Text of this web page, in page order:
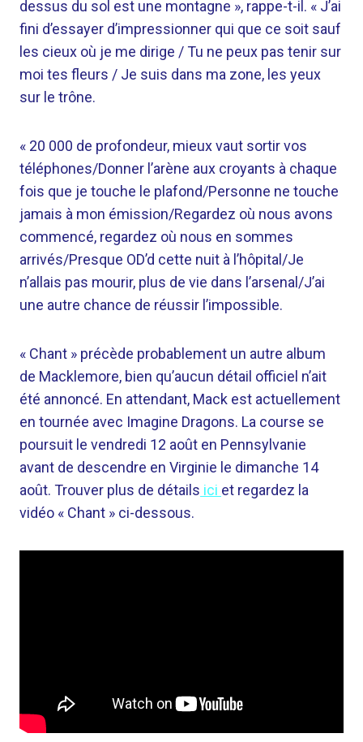
dessus du sol est une montagne », rappe-t-il. « J’ai
fini d’essayer d’impressionner qui que ce soit sauf
les cieux où je me dirige / Tu ne peux pas tenir sur
moi tes fleurs / Je suis dans ma zone, les yeux
sur le trône.
« 20 000 de profondeur, mieux vaut sortir vos
téléphones/Donner l’arène aux croyants à chaque
fois que je touche le plafond/Personne ne touche
jamais à mon émission/Regardez où nous avons
commencé, regardez où nous en sommes
arrivés/Presque OD’d cette nuit à l’hôpital/Je
n’allais pas mourir, plus de vie dans l’arsenal/J’ai
une autre chance de réussir l’impossible.
« Chant » précède probablement un autre album
de Macklemore, bien qu’aucun détail officiel n’ait
été annoncé. En attendant, Mack est actuellement
en tournée avec Imagine Dragons. La course se
poursuit le vendredi 12 août en Pennsylvanie
avant de descendre en Virginie le dimanche 14
août. Trouver plus de détails ici et regardez la
vidéo « Chant » ci-dessous.